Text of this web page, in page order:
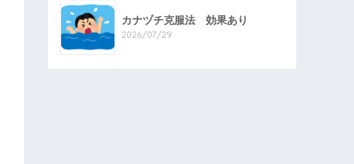
カナヅチ克服法 効果あり
2026/07/29